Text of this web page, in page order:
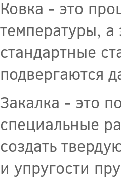
Ковка - это
температуры,
стандартные
подвергаются
Закалка - это
специальные
создать
и упругости